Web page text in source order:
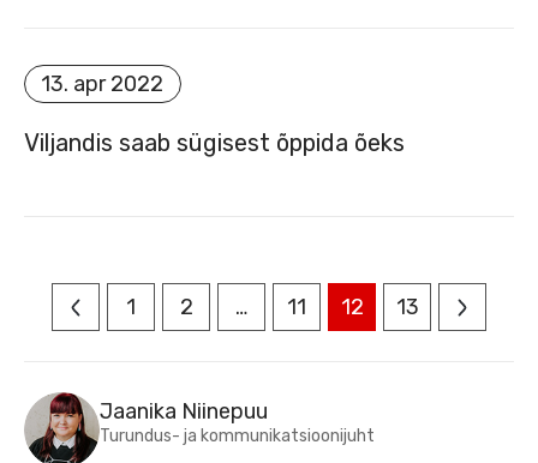
E-ÕPE
13. apr 2022
Viljandis saab sügisest õppida õeks
1 2 … 11 12 13
Jaanika Niinepuu
Turundus- ja kommunikatsioonijuht